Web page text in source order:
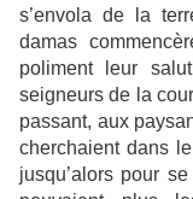
s’envola de la
damas
poliment leur
seigneurs de la
passant, aux
cherchaient dans
jusqu’alors pour